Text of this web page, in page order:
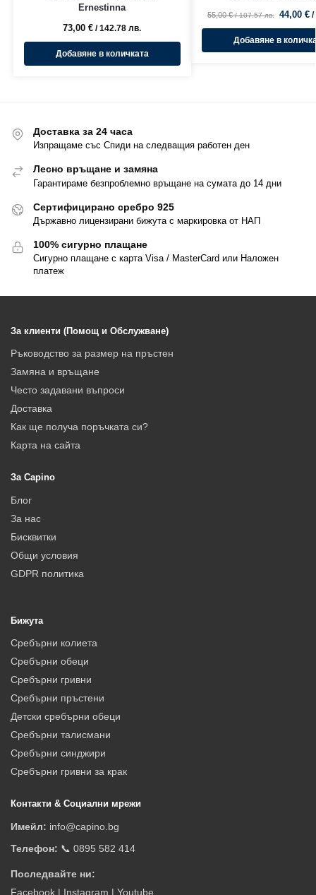
Ernestinna
73,00€ / 142.78 лв.
Добавяне в количката
55,00€ / 107.57 лв. 44,00 € /
Добавяне в
Доставка за 24 часа
Изпращаме със Спиди на следващия работен ден
Лесно връщане и замяна
Гарантираме безпроблемно връщане на сумата до 14 дни
Сертифицирано сребро 925
Държавно лицензирани бижута с маркировка от НАП
100% сигурно плащане
Сигурно плащане с карта Visa / MasterCard или Наложен
платеж
За клиенти (Помощ и Обслужване)
Ръководство за размер на пръстен
Замяна и връщане
Често задавани въпроси
Доставка
Как ще получа поръчката си?
Карта на сайта
За Capino
Блог
За нас
Бисквитки
Общи условия
GDPR политика
Бижута
Сребърни колиета
Сребърни обеци
Сребърни гривни
Сребърни пръстени
Детски сребърни обеци
Сребърни талисмани
Сребърни синджири
Сребърни гривни за крак
Контакти & Социални мрежи
Имейл: info@capino.bg
Телефон: 📞 0895 582 414
Последвайте ни:
Facebook | Instagram | Youtube